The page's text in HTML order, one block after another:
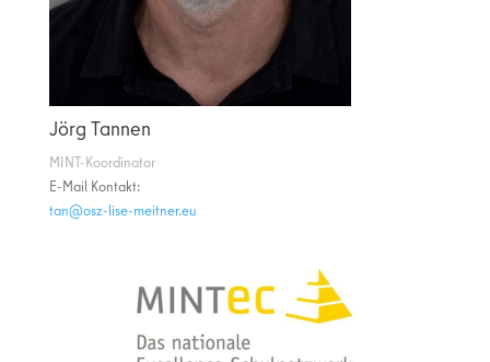
Jörg Tannen
MINT-Koordinator
E-Mail Kontakt:
ue.rentiem-esil-zso@nat